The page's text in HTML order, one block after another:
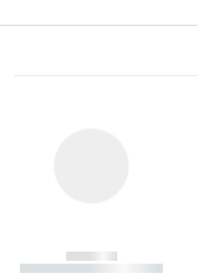
------------
----------- ----------- ----------